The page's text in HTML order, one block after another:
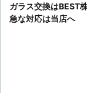
ガラス交換はBEST
急な対応は当店へ